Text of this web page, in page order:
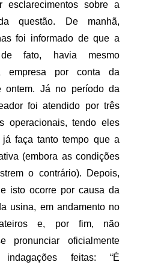
esclarecimentos sobre a
questão. De manhã,
foi informado de que a
de fato, havia mesmo
empresa por conta da
ontem. Já no período da
foi atendido por três
operacionais, tendo eles
já faça tanto tempo que a
(embora as condições
o contrário). Depois,
isto ocorre por causa da
usina, em andamento no
e, por fim, não
pronunciar oficialmente
feitas: “É